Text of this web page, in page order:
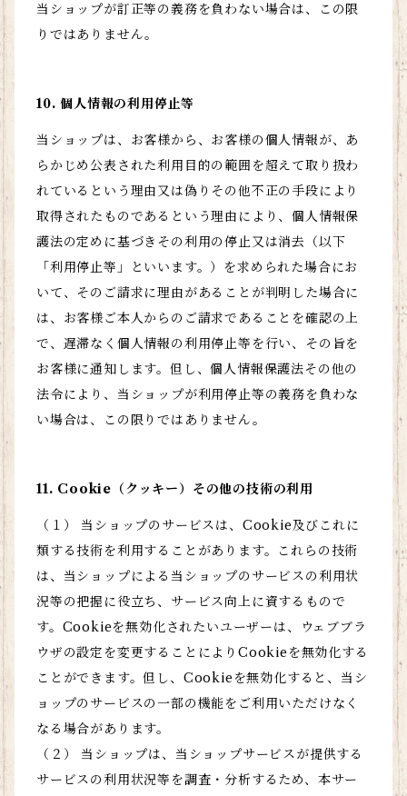
当ショップが訂正等の義務を負わない場合は、この限
りではありません。
10. 個人情報の利用停止等
当ショップは、お客様から、お客様の個人情報が、あ
らかじめ公表された利用目的の範囲を超えて取り扱わ
れているという理由又は偽りその他不正の手段により
取得されたものであるという理由により、個人情報保
護法の定めに基づきその利用の停止又は消去（以下
「利用停止等」といいます。）を求められた場合にお
いて、そのご請求に理由があることが判明した場合に
は、お客様ご本人からのご請求であることを確認の上
で、遅滞なく個人情報の利用停止等を行い、その旨を
お客様に通知します。但し、個人情報保護法その他の
法令により、当ショップが利用停止等の義務を負わな
い場合は、この限りではありません。
11. Cookie（クッキー）その他の技術の利用
（１） 当ショップのサービスは、Cookie及びこれに
類する技術を利用することがあります。これらの技術
は、当ショップによる当ショップのサービスの利用状
況等の把握に役立ち、サービス向上に資するもので
す。Cookieを無効化されたいユーザーは、ウェブブラ
ウザの設定を変更することによりCookieを無効化する
ことができます。但し、Cookieを無効化すると、当シ
ョップのサービスの一部の機能をご利用いただけなく
なる場合があります。
（２） 当ショップは、当ショップサービスが提供する
サービスの利用状況等を調査・分析するため、本サー